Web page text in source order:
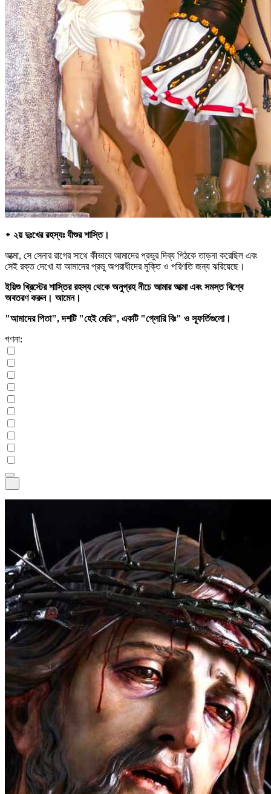
᛭ ২য় দুঃখের রহস্যঃ যীশুর শাস্তি।
আত্মা, সে সেনার রাগের সাথে কীভাবে আমাদের প্রভুর দিব্য পিঠকে তাড়না করেছিল এবং
সেই রক্ত দেখো যা আমাদের প্রভু অপরাধীদের মুক্তি ও পরিণতি জন্য ঝরিয়েছে।
ইয়িশু খ্রিস্টের শাস্তির রহস্য থেকে অনুগ্রহ নীচে আমার আত্মা এবং সমস্ত বিশ্বে
অবতরণ করুন। আমেন।
"আমাদের পিতা", দশটি "হেই মেরি", একটি "গ্লোরি বিঃ" ও স্ফূর্তিগুলো।
গণনা: